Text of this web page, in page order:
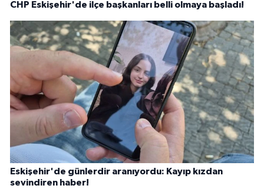
CHP Eskişehir'de ilçe başkanları belli olmaya başladı!
Eskişehir'de günlerdir aranıyordu: Kayıp kızdan
sevindiren haber!